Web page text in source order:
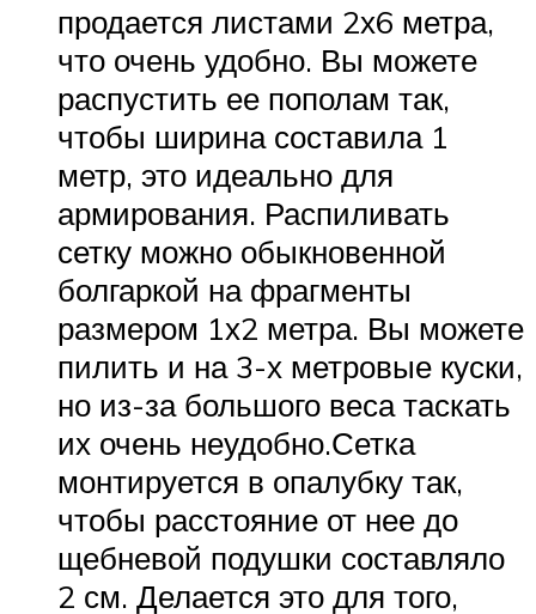
продается листами 2х6 метра,
что очень удобно. Вы можете
распустить ее пополам так,
чтобы ширина составила 1
метр, это идеально для
армирования. Распиливать
сетку можно обыкновенной
болгаркой на фрагменты
размером 1х2 метра. Вы можете
пилить и на 3-х метровые куски,
но из-за большого веса таскать
их очень неудобно.Сетка
монтируется в опалубку так,
чтобы расстояние от нее до
щебневой подушки составляло
2 см. Делается это для того,